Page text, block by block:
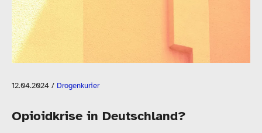
12.04.2024 / Drogenkurier
Opioidkrise in Deutschland?